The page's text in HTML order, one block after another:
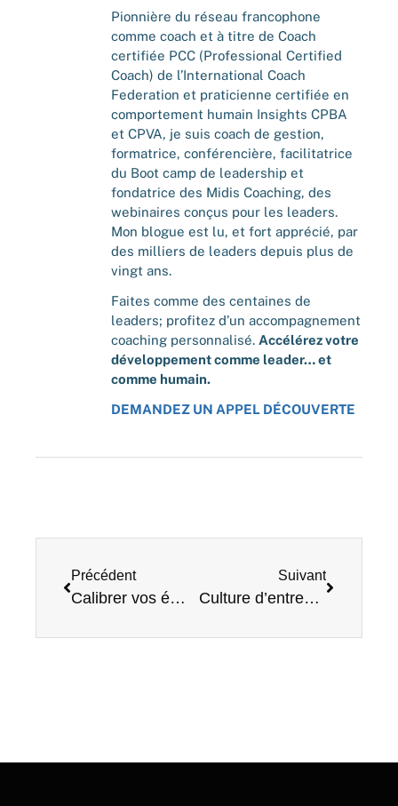
Pionnière du réseau francophone
comme coach et à titre de Coach
certifiée PCC (Professional Certified
Coach) de l’International Coach
Federation et praticienne certifiée en
comportement humain Insights CPBA
et CPVA, je suis coach de gestion,
formatrice, conférencière, facilitatrice
du Boot camp de leadership et
fondatrice des Midis Coaching, des
webinaires conçus pour les leaders.
Mon blogue est lu, et fort apprécié, par
des milliers de leaders depuis plus de
vingt ans.
Faites comme des centaines de
leaders; profitez d’un accompagnement
coaching personnalisé. Accélérez votre
développement comme leader… et
comme humain.
DEMANDEZ UN APPEL DÉCOUVERTE
Précédent
Calibrer vos émotions pour mieux agir au travail!
Suivant
Culture d’entreprise à succès : Connaissez-vous les 7 caractéristiques d’une réussite!